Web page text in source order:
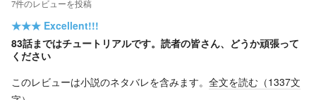
7件のレビューを投稿
★★★ Excellent!!!
83話まではチュートリアルです。読者の皆さん、どうか頑張って
ください
このレビューは小説のネタバレを含みます。 全文を読む（1337文